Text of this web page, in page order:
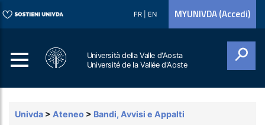
FR EN MYUNIVDA (Accedi)
Università della Valle d'Aosta
Université de la Vallée d'Aoste
Univda > Ateneo > Bandi, Avvisi e Appalti